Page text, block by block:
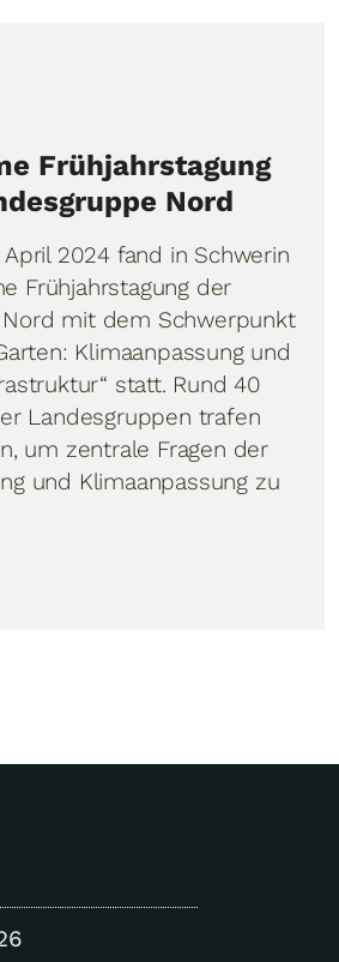
Frühjahrstagung
Nord
2024 fand in Schwerin
Frühjahrstagung der
mit dem Schwerpunkt
Klimaanpassung und
statt. Rund 40
Landesgruppen trafen
um zentrale Fragen der
und Klimaanpassung zu